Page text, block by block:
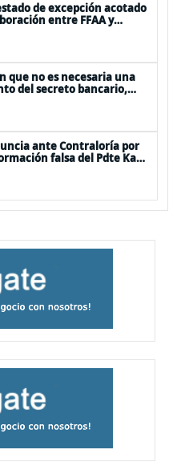
de excepción acotado
entre FFAA y
del todo pertinente
que no es necesaria una
del secreto bancario,
ante Contraloría por
falsa del Pdte Kast